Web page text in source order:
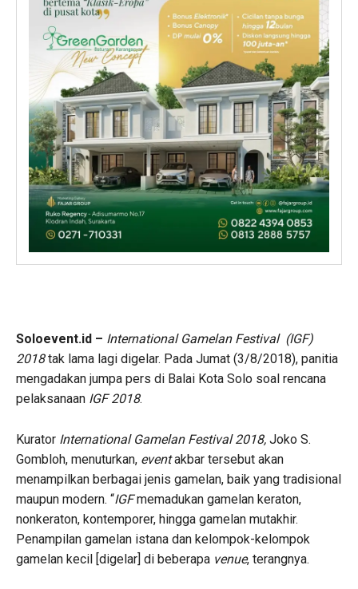
Soloevent.id – International Gamelan Festival (IGF)
2018tak lama lagi digelar. Pada Jumat (3/8/2018), panitia
mengadakan jumpa pers di Balai Kota Solo soal rencana
pelaksanaan IGF 2018.
Kurator International Gamelan Festival 2018, Joko S.
Gombloh, menuturkan, eventakbar tersebut akan
menampilkan berbagai jenis gamelan, baik yang tradisional
maupun modern. “IGFmemadukan gamelan keraton,
nonkeraton, kontemporer, hingga gamelan mutakhir.
Penampilan gamelan istana dan kelompok-kelompok
gamelan kecil [digelar] di beberapa venue, terangnya.